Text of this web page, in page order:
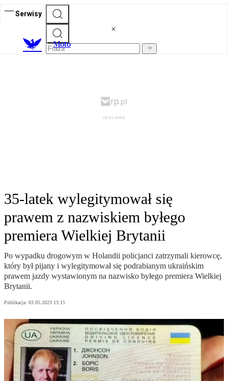
Serwisy
Moto
35-latek wylegitymował się
prawem z nazwiskiem byłego
premiera Wielkiej Brytanii
Po wypadku drogowym w Holandii policjanci zatrzymali kierowcę,
który był pijany i wylegitymował się podrabianym ukraińskim
prawem jazdy wystawionym na nazwisko byłego premiera Wielkiej
Brytanii.
Publikacja: 03.05.2023 13:15